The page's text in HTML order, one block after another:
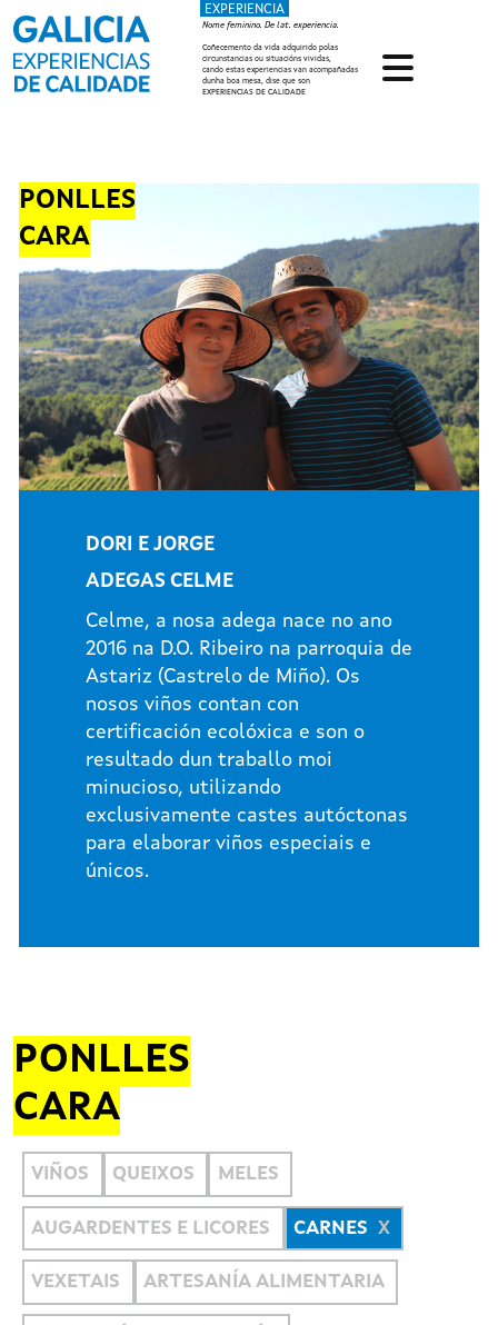
Ir o contido principal
EXPERIENCIA
Nome feminino. De lat. experiencia.
Coñecemento da vida adquirido polas
circunstancias ou situacións vividas,
cando estas experiencias van acompañadas
dunha boa mesa, dise que son
EXPERIENCIAS DE CALIDADE
PONLLES
CARA
DORI E JORGE
ADEGAS CELME
Celme, a nosa adega nace no ano
2016 na D.O. Ribeiro na parroquia de
Astariz (Castrelo de Miño). Os
nosos viños contan con
certificación ecolóxica e son o
resultado dun traballo moi
minucioso, utilizando
exclusivamente castes autóctonas
para elaborar viños especiais e
únicos.
PONLLES
CARA
VIÑOS QUEIXOS MELES
AUGARDENTES E LICORES CARNES
VEXETAIS ARTESANÍA ALIMENTARIA